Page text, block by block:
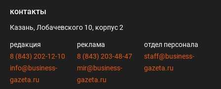
контакты
Казань, Лобачевского 10, корпус 2
редакция
8 (843) 202-12-10
info@business-
gazeta.ru
реклама
8 (843) 203-48-47
mir@business-
gazeta.ru
отдел персонала
staff@business-
gazeta.ru